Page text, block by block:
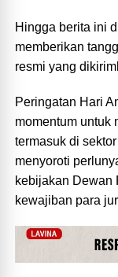
Hingga berita ini
memberikan
resmi yang
Peringatan Hari
momentum untuk
termasuk di
menyoroti
kebijakan Dewan
kewajiban para